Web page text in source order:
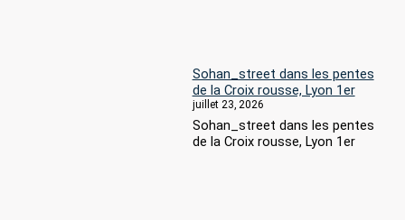
Sohan_street dans les pentes
de la Croix rousse, Lyon 1er
juillet 23, 2026
Sohan_street dans les pentes
de la Croix rousse, Lyon 1er